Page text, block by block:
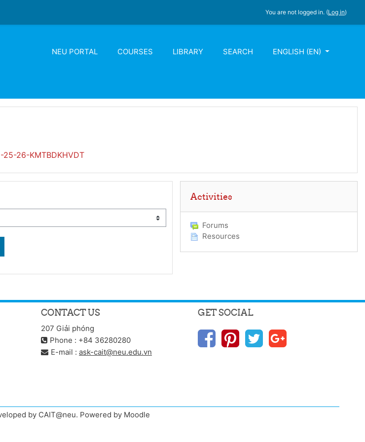
You are not logged in. (Log in)
NEU PORTAL COURSES LIBRARY SEARCH ENGLISH ‎(EN)‎
25-26-KMTBDKHVDT
COURSES
Activities
Forums
Resources
CONTACT US
207 Giải phóng
Phone : +84 36280280
E-mail : ask-cait@neu.edu.vn
GET SOCIAL
by CAIT@neu. Powered by Moodle